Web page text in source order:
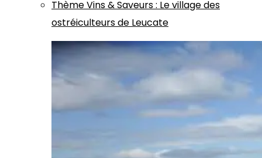
ThèmeVins & Saveurs: Le village des
ostréiculteurs de Leucate